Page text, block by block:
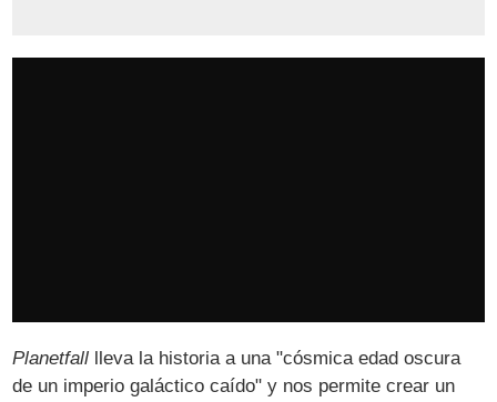
Planetfall lleva la historia a una "cósmica edad oscura
de un imperio galáctico caído" y nos permite crear un